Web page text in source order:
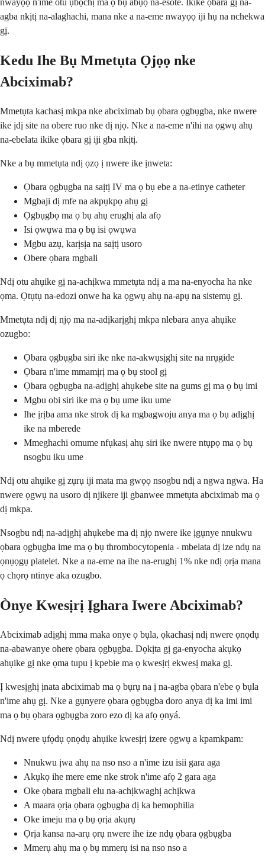
nwayọọ n'ime otu ụbọchị ma ọ bụ abụọ na-esote. Ikike ọbara gị na-
agba nkịtị na-alaghachi, mana nke a na-eme nwayọọ iji hụ na nchekwa
gị.
Kedu Ihe Bụ Mmetụta Ọjọọ nke
Abciximab?
Mmetụta kachasị mkpa nke abciximab bụ ọbara ọgbụgba, nke nwere
ike ịdị site na obere ruo nke dị njọ. Nke a na-eme n'ihi na ọgwụ ahụ
na-ebelata ikike ọbara gị iji gba nkịtị.
Nke a bụ mmetụta ndị ọzọ ị nwere ike ịnweta:
Ọbara ọgbụgba na saịtị IV ma ọ bụ ebe a na-etinye catheter
Mgbaji dị mfe na akpụkpọ ahụ gị
Ọgbụgbọ ma ọ bụ ahụ erughị ala afọ
Isi ọwụwa ma ọ bụ isi ọwụwa
Mgbu azụ, karịsịa na saịtị usoro
Obere ọbara mgbali
Ndị otu ahụike gị na-achịkwa mmetụta ndị a ma na-enyocha ha nke
ọma. Ọtụtụ na-edozi onwe ha ka ọgwụ ahụ na-apụ na sistemụ gị.
Mmetụta ndị dị njọ ma na-adịkarịghị mkpa nlebara anya ahụike
ozugbo:
Ọbara ọgbụgba siri ike nke na-akwụsịghị site na nrụgide
Ọbara n'ime mmamịrị ma ọ bụ stool gị
Ọbara ọgbụgba na-adịghị ahụkebe site na gums gị ma ọ bụ imi
Mgbu obi siri ike ma ọ bụ ume iku ume
Ihe ịrịba ama nke strok dị ka mgbagwoju anya ma ọ bụ adịghị
ike na mberede
Mmeghachi omume nfụkasị ahụ siri ike nwere ntụpọ ma ọ bụ
nsogbu iku ume
Ndị otu ahụike gị zụrụ iji mata ma gwọọ nsogbu ndị a ngwa ngwa. Ha
nwere ọgwụ na usoro dị njikere iji gbanwee mmetụta abciximab ma ọ
dị mkpa.
Nsogbu ndị na-adịghị ahụkebe ma dị njọ nwere ike ịgụnye nnukwu
ọbara ọgbụgba ime ma ọ bụ thrombocytopenia - mbelata dị ize ndụ na
ọnụọgụ platelet. Nke a na-eme na ihe na-erughị 1% nke ndị ọrịa mana
ọ chọrọ ntinye aka ozugbo.
Ònye Kwesịrị Ịghara Iwere Abciximab?
Abciximab adịghị mma maka onye ọ bụla, ọkachasị ndị nwere ọnọdụ
na-abawanye ohere ọbara ọgbụgba. Dọkịta gị ga-enyocha akụkọ
ahụike gị nke ọma tupu ị kpebie ma ọ kwesịrị ekwesị maka gị.
Ị kwesịghị ịnata abciximab ma ọ bụrụ na ị na-agba ọbara n'ebe ọ bụla
n'ime ahụ gị. Nke a gụnyere ọbara ọgbụgba doro anya dị ka imi imi
ma ọ bụ ọbara ọgbụgba zoro ezo dị ka afọ ọnyá.
Ndị nwere ụfọdụ ọnọdụ ahụike kwesịrị izere ọgwụ a kpamkpam:
Nnukwu ịwa ahụ na nso nso a n'ime izu isii gara aga
Akụkọ ihe mere eme nke strok n'ime afọ 2 gara aga
Oke ọbara mgbali elu na-achịkwaghị achịkwa
A maara ọrịa ọbara ọgbụgba dị ka hemophilia
Oke imeju ma ọ bụ ọrịa akụrụ
Ọrịa kansa na-arụ ọrụ nwere ihe ize ndụ ọbara ọgbụgba
Mmerụ ahụ ma ọ bụ mmerụ isi na nso nso a